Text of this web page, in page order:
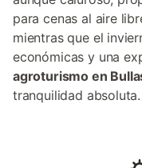
para cenas al aire
mientras que el
económicas y una
agroturismo en
tranquilidad absoluta.